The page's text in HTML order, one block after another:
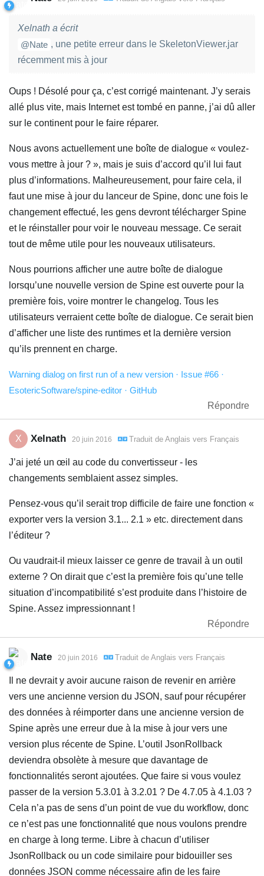
Xelnath a écrit
@Nate , une petite erreur dans le SkeletonViewer.jar
récemment mis à jour
Oups ! Désolé pour ça, c’est corrigé maintenant. J’y serais
allé plus vite, mais Internet est tombé en panne, j’ai dû aller
sur le continent pour le faire réparer.
Nous avons actuellement une boîte de dialogue « voulez-
vous mettre à jour ? », mais je suis d’accord qu’il lui faut
plus d’informations. Malheureusement, pour faire cela, il
faut une mise à jour du lanceur de Spine, donc une fois le
changement effectué, les gens devront télécharger Spine
et le réinstaller pour voir le nouveau message. Ce serait
tout de même utile pour les nouveaux utilisateurs.
Nous pourrions afficher une autre boîte de dialogue
lorsqu’une nouvelle version de Spine est ouverte pour la
première fois, voire montrer le changelog. Tous les
utilisateurs verraient cette boîte de dialogue. Ce serait bien
d’afficher une liste des runtimes et la dernière version
qu’ils prennent en charge.
Warning dialog on first run of a new version · Issue #66 ·
EsotericSoftware/spine-editor · GitHub
Répondre
X Xelnath 20 juin 2016 Traduit de Anglais vers Français
J’ai jeté un œil au code du convertisseur - les
changements semblaient assez simples.
Pensez-vous qu’il serait trop difficile de faire une fonction «
exporter vers la version 3.1... 2.1 » etc. directement dans
l’éditeur ?
Ou vaudrait-il mieux laisser ce genre de travail à un outil
externe ? On dirait que c’est la première fois qu’une telle
situation d’incompatibilité s’est produite dans l’histoire de
Spine. Assez impressionnant !
Répondre
Nate 20 juin 2016 Traduit de Anglais vers Français
Il ne devrait y avoir aucune raison de revenir en arrière
vers une ancienne version du JSON, sauf pour récupérer
des données à réimporter dans une ancienne version de
Spine après une erreur due à la mise à jour vers une
version plus récente de Spine. L’outil JsonRollback
deviendra obsolète à mesure que davantage de
fonctionnalités seront ajoutées. Que faire si vous voulez
passer de la version 5.3.01 à 3.2.01 ? De 4.7.05 à 4.1.03 ?
Cela n’a pas de sens d’un point de vue du workflow, donc
ce n’est pas une fonctionnalité que nous voulons prendre
en charge à long terme. Libre à chacun d’utiliser
JsonRollback ou un code similaire pour bidouiller ses
données JSON comme nécessaire afin de les faire